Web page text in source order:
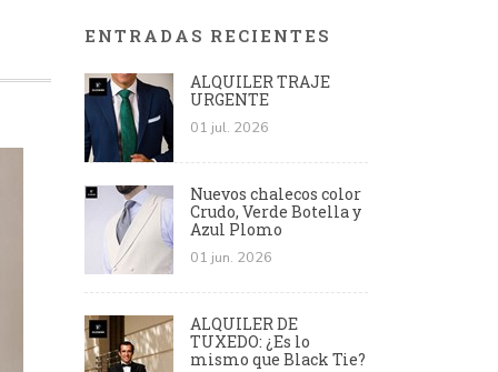
ENTRADAS RECIENTES
ALQUILER TRAJE
URGENTE
01 jul. 2026
Nuevos chalecos color
Crudo, Verde Botella y
Azul Plomo
01 jun. 2026
ALQUILER DE
TUXEDO: ¿Es lo
mismo que Black Tie?